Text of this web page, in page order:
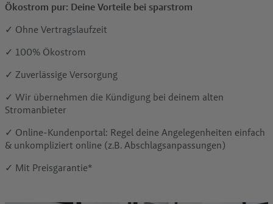
Ökostrom pur: Deine Vorteile bei sparstrom
✓ Ohne Vertragslaufzeit
✓ 100% Ökostrom
✓ Zuverlässige Versorgung
✓ Wir übernehmen die Kündigung bei deinem alten
Stromanbieter
✓ Online-Kundenportal: Regel deine Angelegenheiten einfach
& unkompliziert online (z.B. Abschlagsanpassungen)
✓ Mit Preisgarantie*